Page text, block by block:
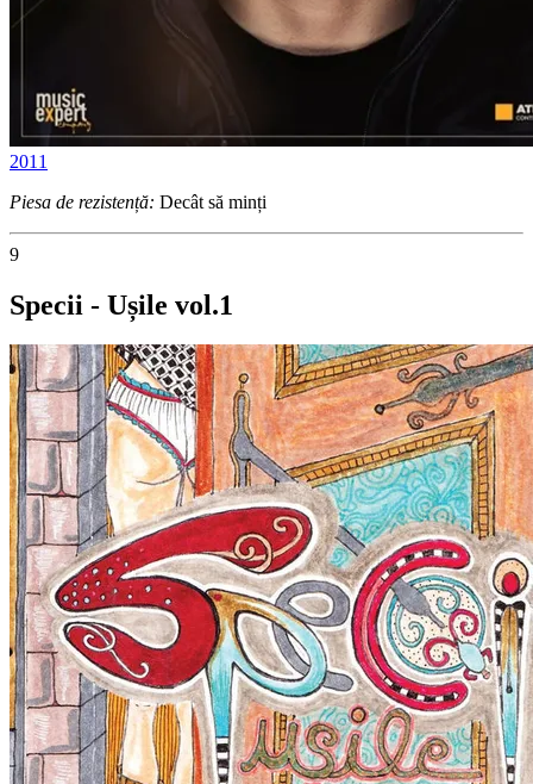
2011
Piesa de rezistență: Decât să minți
9
Specii - Ușile vol.1